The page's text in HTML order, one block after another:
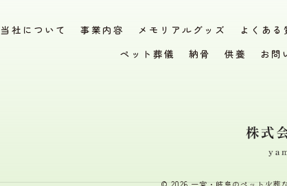
当社について 事業内容 メモリアルグッズ よくある
ペット葬儀
納骨 供養 お問